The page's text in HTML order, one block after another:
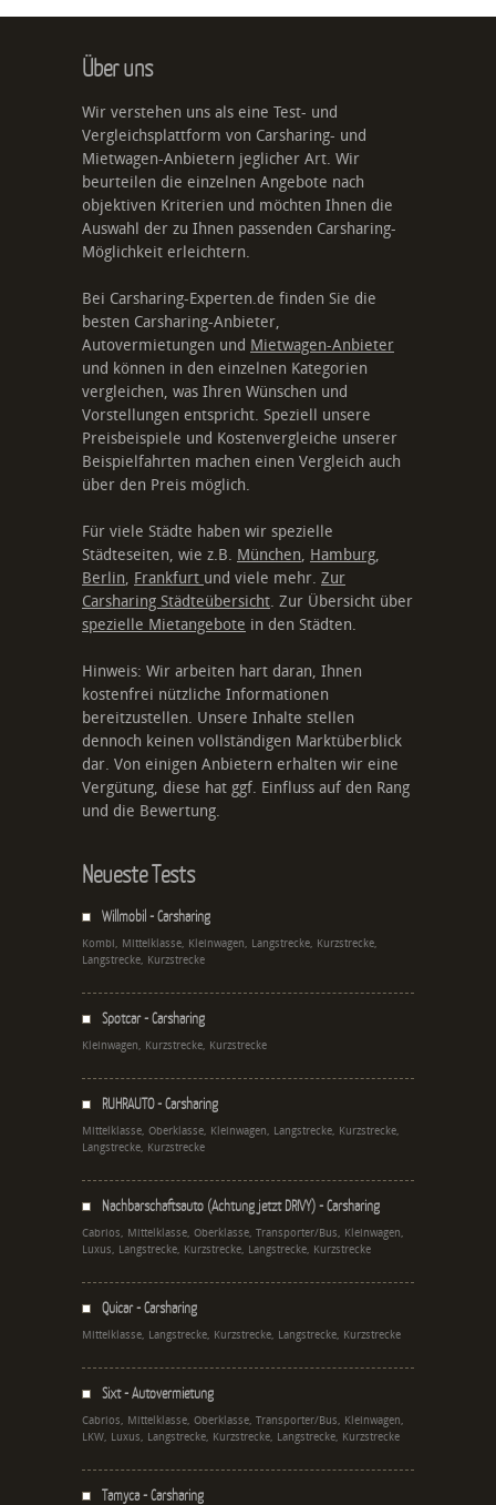
Über uns
Wir verstehen uns als eine Test- und
Vergleichsplattform von Carsharing- und
Mietwagen-Anbietern jeglicher Art. Wir
beurteilen die einzelnen Angebote nach
objektiven Kriterien und möchten Ihnen die
Auswahl der zu Ihnen passenden Carsharing-
Möglichkeit erleichtern.
Bei Carsharing-Experten.de finden Sie die
besten Carsharing-Anbieter,
Autovermietungen und Mietwagen-Anbieter
und können in den einzelnen Kategorien
vergleichen, was Ihren Wünschen und
Vorstellungen entspricht. Speziell unsere
Preisbeispiele und Kostenvergleiche unserer
Beispielfahrten machen einen Vergleich auch
über den Preis möglich.
Für viele Städte haben wir spezielle
Städteseiten, wie z.B. München, Hamburg,
Berlin, Frankfurt und viele mehr. Zur
Carsharing Städteübersicht. Zur Übersicht über
spezielle Mietangebote in den Städten.
Hinweis: Wir arbeiten hart daran, Ihnen
kostenfrei nützliche Informationen
bereitzustellen. Unsere Inhalte stellen
dennoch keinen vollständigen Marktüberblick
dar. Von einigen Anbietern erhalten wir eine
Vergütung, diese hat ggf. Einfluss auf den Rang
und die Bewertung.
Neueste Tests
Willmobil - Carsharing
Kombi, Mittelklasse, Kleinwagen, Langstrecke, Kurzstrecke,
Langstrecke, Kurzstrecke
Spotcar - Carsharing
Kleinwagen, Kurzstrecke, Kurzstrecke
RUHRAUTO - Carsharing
Mittelklasse, Oberklasse, Kleinwagen, Langstrecke, Kurzstrecke,
Langstrecke, Kurzstrecke
Nachbarschaftsauto (Achtung jetzt DRIVY) - Carsharing
Cabrios, Mittelklasse, Oberklasse, Transporter/Bus, Kleinwagen,
Luxus, Langstrecke, Kurzstrecke, Langstrecke, Kurzstrecke
Quicar - Carsharing
Mittelklasse, Langstrecke, Kurzstrecke, Langstrecke, Kurzstrecke
Sixt - Autovermietung
Cabrios, Mittelklasse, Oberklasse, Transporter/Bus, Kleinwagen,
LKW, Luxus, Langstrecke, Kurzstrecke, Langstrecke, Kurzstrecke
Tamyca - Carsharing